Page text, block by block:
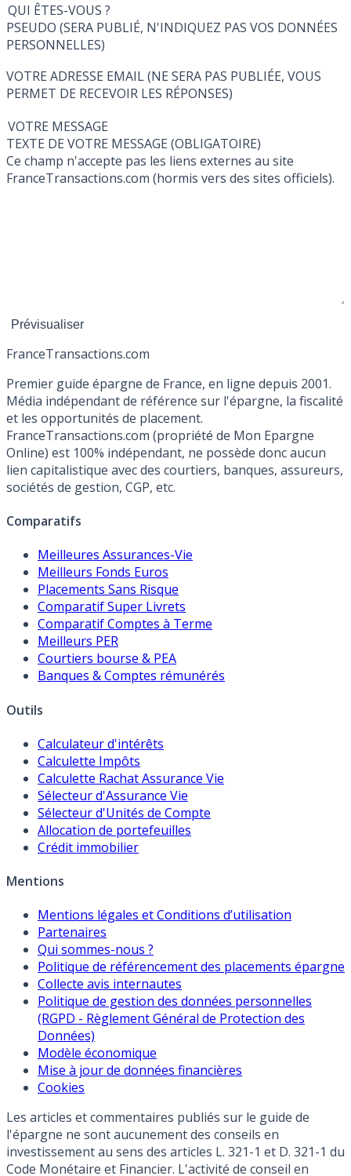
QUI ÊTES-VOUS ?
PSEUDO (SERA PUBLIÉ, N'INDIQUEZ PAS VOS DONNÉES
PERSONNELLES)
VOTRE ADRESSE EMAIL (NE SERA PAS PUBLIÉE, VOUS
PERMET DE RECEVOIR LES RÉPONSES)
VOTRE MESSAGE
TEXTE DE VOTRE MESSAGE (OBLIGATOIRE)
Ce champ n'accepte pas les liens externes au site
FranceTransactions.com (hormis vers des sites officiels).
FranceTransactions.com
Premier guide épargne de France, en ligne depuis 2001.
Média indépendant de référence sur l'épargne, la fiscalité
et les opportunités de placement.
FranceTransactions.com (propriété de Mon Epargne
Online) est 100% indépendant, ne possède donc aucun
lien capitalistique avec des courtiers, banques, assureurs,
sociétés de gestion, CGP, etc.
Comparatifs
Meilleures Assurances-Vie
Meilleurs Fonds Euros
Placements Sans Risque
Comparatif Super Livrets
Comparatif Comptes à Terme
Meilleurs PER
Courtiers bourse & PEA
Banques & Comptes rémunérés
Outils
Calculateur d'intérêts
Calculette Impôts
Calculette Rachat Assurance Vie
Sélecteur d'Assurance Vie
Sélecteur d'Unités de Compte
Allocation de portefeuilles
Crédit immobilier
Mentions
Mentions légales et Conditions d’utilisation
Partenaires
Qui sommes-nous ?
Politique de référencement des placements épargne
Collecte avis internautes
Politique de gestion des données personnelles
(RGPD - Règlement Général de Protection des
Données)
Modèle économique
Mise à jour de données financières
Cookies
Les articles et commentaires publiés sur le guide de
l'épargne ne sont aucunement des conseils en
investissement au sens des articles L. 321-1 et D. 321-1 du
Code Monétaire et Financier. L'activité de conseil en